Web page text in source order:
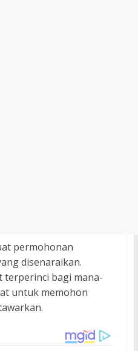
permohonan
disenaraikan.
terperinci bagi mana-
untuk memohon